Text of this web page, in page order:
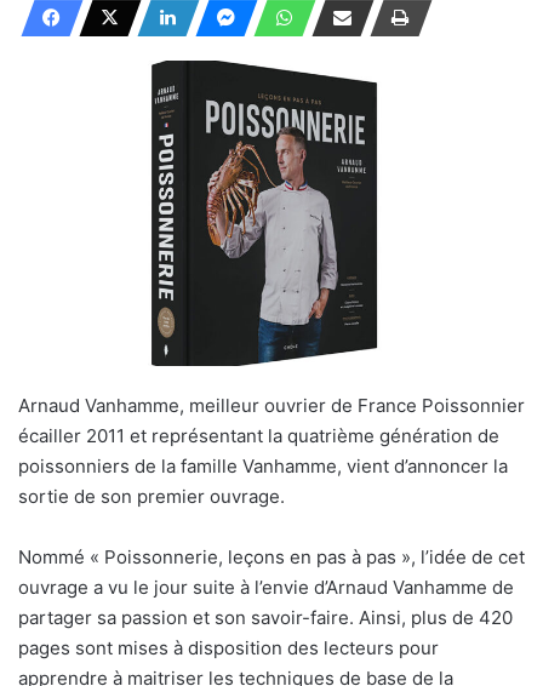
Arnaud Vanhamme, meilleur ouvrier de France Poissonnier
écailler 2011 et représentant la quatrième génération de
poissonniers de la famille Vanhamme, vient d’annoncer la
sortie de son premier ouvrage.
Nommé « Poissonnerie, leçons en pas à pas », l’idée de cet
ouvrage a vu le jour suite à l’envie d’Arnaud Vanhamme de
partager sa passion et son savoir-faire. Ainsi, plus de 420
pages sont mises à disposition des lecteurs pour
apprendre à maitriser les techniques de base de la